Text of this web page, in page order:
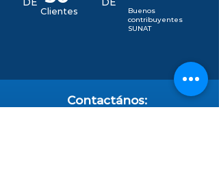
Clientes
Buenos
contribuyentes
SUNAT
Contactános: